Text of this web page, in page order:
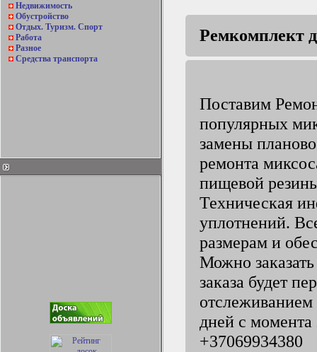
Недвижимость
Обустройство
Отдых. Туризм. Спорт
Работа
Разное
Средства транспорта
Ремкомплект
Поставим
популярных
замены
ремонта
пищевой
Техническая
уплотнений.
размерам и
Можно
заказа будет
отслеживанием
дней с момента
+37069934380